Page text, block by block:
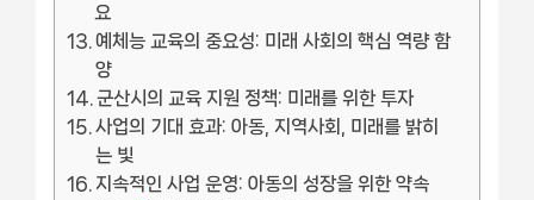
요
예체능 교육의 중요성: 미래 사회의 핵심 역량 함
양
군산시의 교육 지원 정책: 미래를 위한 투자
사업의 기대 효과: 아동, 지역사회, 미래를 밝히
는 빛
지속적인 사업 운영: 아동의 성장을 위한 약속